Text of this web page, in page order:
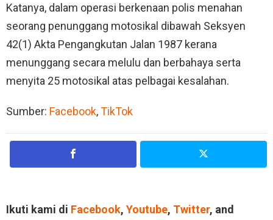
Katanya, dalam operasi berkenaan polis menahan
seorang penunggang motosikal dibawah Seksyen
42(1) Akta Pengangkutan Jalan 1987 kerana
menunggang secara melulu dan berbahaya serta
menyita 25 motosikal atas pelbagai kesalahan.
Sumber: Facebook,TikTok
Ikuti kami di Facebook, Youtube, Twitter, and